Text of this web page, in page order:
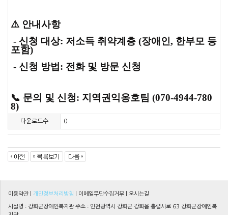
⚠️ 안내사항
- 신청 대상: 저소득 취약계층 (장애인, 한부모 등
포함)
- 신청 방법: 전화 및 방문 신청
📞 문의 및 신청: 지역권익옹호팀 (070-4944-780
8)
다운로드수 0
이용약관| 개인정보처리방침 이메일무단수집거부 오시는길
시설명 : 강화군장애인복지관 주소 : 인천광역시 강화군 강화읍 충렬사로 63 강화군장애인복